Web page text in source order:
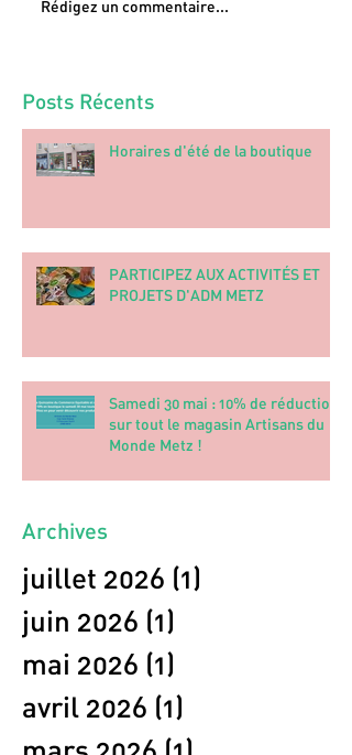
Rédigez un commentaire...
Posts Récents
Horaires d'été de la boutique
PARTICIPEZ AUX ACTIVITÉS ET
PROJETS D'ADM METZ
Samedi 30 mai : 10% de réduction
sur tout le magasin Artisans du
Monde Metz !
Archives
juillet 2026 (1)
juin 2026 (1)
mai 2026 (1)
avril 2026 (1)